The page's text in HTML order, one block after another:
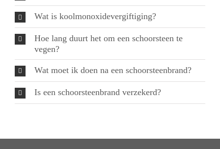
Wat is koolmonoxidevergiftiging?
Hoe lang duurt het om een schoorsteen te
vegen?
Wat moet ik doen na een schoorsteenbrand?
Is een schoorsteenbrand verzekerd?